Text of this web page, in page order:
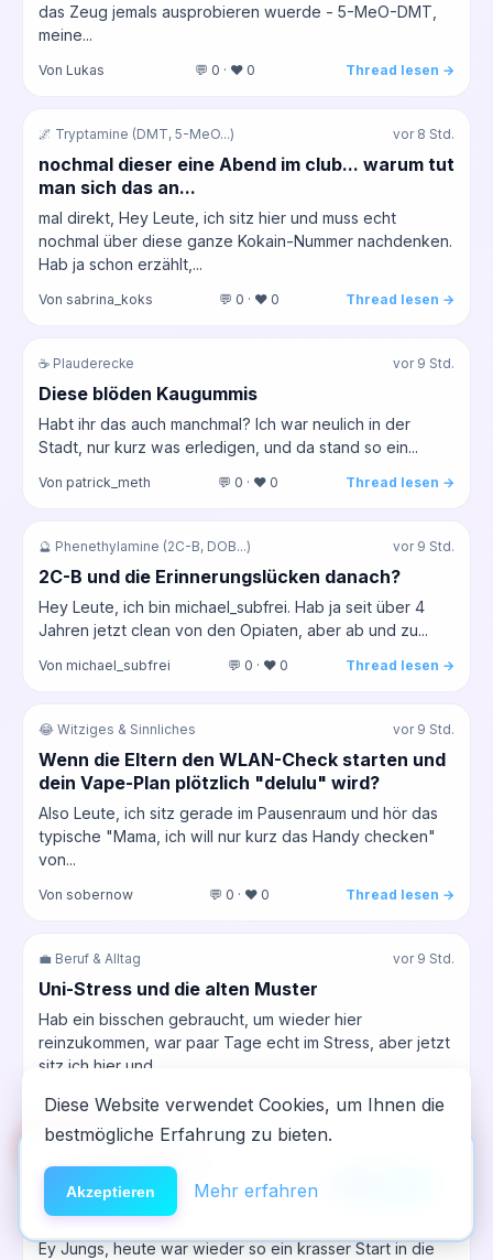
das Zeug jemals ausprobieren wuerde - 5-MeO-DMT,
meine...
Von Lukas 💬 0 · ❤️ 0 Thread lesen →
🌌 Tryptamine (DMT, 5-MeO...) vor 8 Std.
nochmal dieser eine Abend im club... warum tut
man sich das an...
mal direkt, Hey Leute, ich sitz hier und muss echt
nochmal über diese ganze Kokain-Nummer nachdenken.
Hab ja schon erzählt,...
Von sabrina_koks 💬 0 · ❤️ 0 Thread lesen →
☕ Plauderecke vor 9 Std.
Diese blöden Kaugummis
Habt ihr das auch manchmal? Ich war neulich in der
Stadt, nur kurz was erledigen, und da stand so ein...
Von patrick_meth 💬 0 · ❤️ 0 Thread lesen →
🔮 Phenethylamine (2C-B, DOB...) vor 9 Std.
2C-B und die Erinnerungslücken danach?
Hey Leute, ich bin michael_subfrei. Hab ja seit über 4
Jahren jetzt clean von den Opiaten, aber ab und zu...
Von michael_subfrei 💬 0 · ❤️ 0 Thread lesen →
😂 Witziges & Sinnliches vor 9 Std.
Wenn die Eltern den WLAN-Check starten und
dein Vape-Plan plötzlich "delulu" wird?
Also Leute, ich sitz gerade im Pausenraum und hör das
typische "Mama, ich will nur kurz das Handy checken"
von...
Von sobernow 💬 0 · ❤️ 0 Thread lesen →
💼 Beruf & Alltag vor 9 Std.
Uni-Stress und die alten Muster
Hab ein bisschen gebraucht, um wieder hier
reinzukommen, war paar Tage echt im Stress, aber jetzt
sitz ich hier und...
Von jule_perfection 💬 0 · ❤️ 0 Thread lesen →
🌀 Dissoziativa (DXM, Lachgas, PCP)
Morgen‑Boxen und das Lachen im Kopf – wie
hält ihr den Lachgas‑Drang fern
Ey Jungs, heute war wieder so ein krasser Start in die
🆘Hilfe
NeelixberliN auf dem Homescreen —
wie eine echte App.
Diese Website verwendet Cookies, um Ihnen die
bestmögliche Erfahrung zu bieten.
Akzeptieren Mehr erfahren